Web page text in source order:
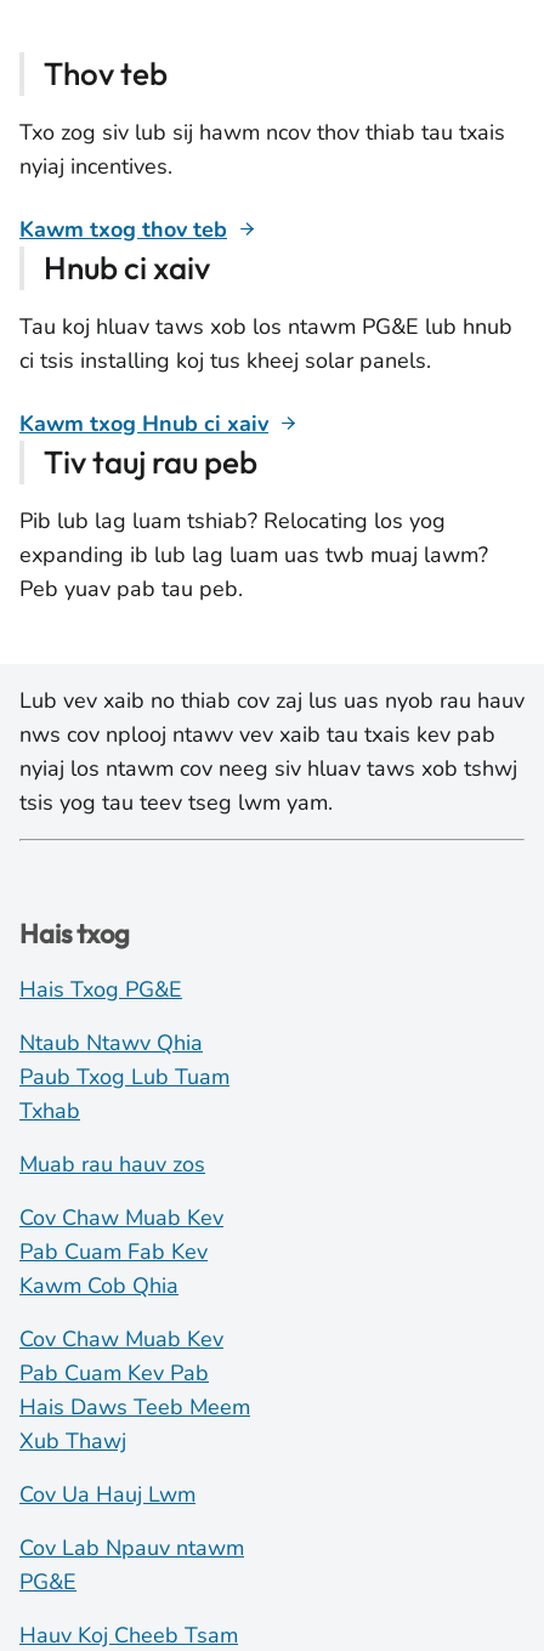
Thov teb
Txo zog siv lub sij hawm ncov thov thiab tau txais
nyiaj incentives.
Kawm txog thov teb
Hnub ci xaiv
Tau koj hluav taws xob los ntawm PG&E lub hnub
ci tsis installing koj tus kheej solar panels.
Kawm txog Hnub ci xaiv
Tiv tauj rau peb
Pib lub lag luam tshiab? Relocating los yog
expanding ib lub lag luam uas twb muaj lawm?
Peb yuav pab tau peb.
Lub vev xaib no thiab cov zaj lus uas nyob rau hauv
nws cov nplooj ntawv vev xaib tau txais kev pab
nyiaj los ntawm cov neeg siv hluav taws xob tshwj
tsis yog tau teev tseg lwm yam.
Hais txog
Hais Txog PG&E
Ntaub Ntawv Qhia
Paub Txog Lub Tuam
Txhab
Muab rau hauv zos
Cov Chaw Muab Kev
Pab Cuam Fab Kev
Kawm Cob Qhia
Cov Chaw Muab Kev
Pab Cuam Kev Pab
Hais Daws Teeb Meem
Xub Thawj
Cov Ua Hauj Lwm
Cov Lab Npauv ntawm
PG&E
Hauv Koj Cheeb Tsam